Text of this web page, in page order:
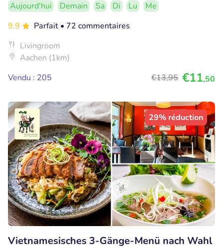
Aujourd'hui Demain Sa Di Lu
Me
9.9
Parfait • 72 commentaires
Livingroom
Aachen (1km)
Vendu : 205
€13,95 €11,50
29% réduction
Vietnamesisches 3-Gänge-Menü nach Wahl